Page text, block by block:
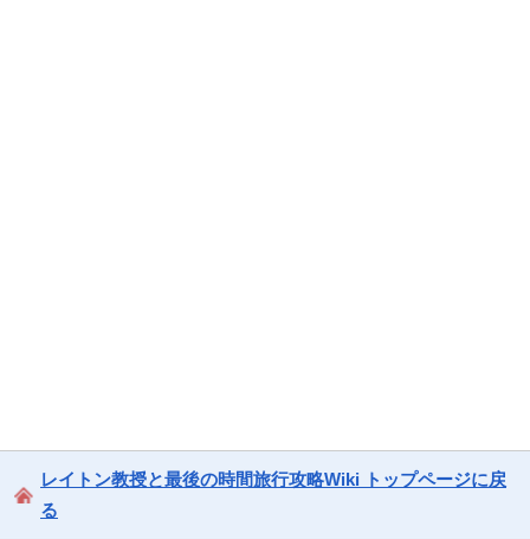
レイトン教授と最後の時間旅行攻略Wiki トップページに戻
る